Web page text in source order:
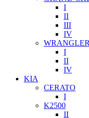
I
II
III
IV
WRANGLER
I
II
IV
KIA
CERATO
I
K2500
II